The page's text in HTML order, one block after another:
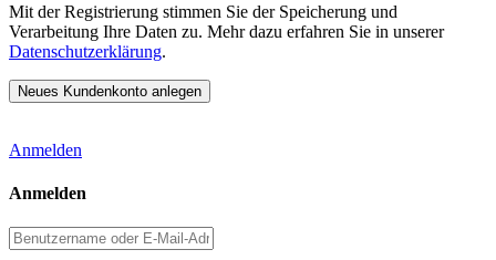
Mit der Registrierung stimmen Sie der Speicherung und
Verarbeitung Ihre Daten zu. Mehr dazu erfahren Sie in unserer
Datenschutzerklärung.
Anmelden
Anmelden
Benutzername
oder